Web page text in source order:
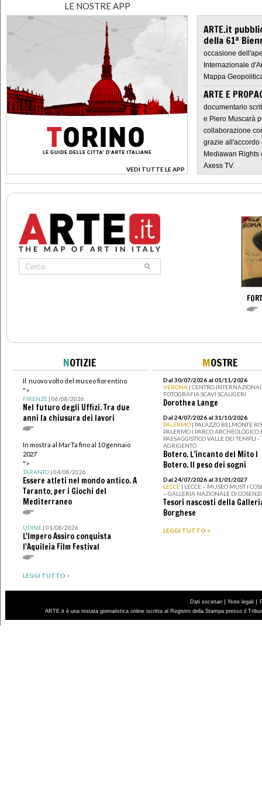
LE NOSTRE APP
VEDI TUTTE LE APP
>
ARTE.it
della 61ª
occasione
Internazionale
Mappa
ARTE E
documentario
e Piero Muscarà
collaborazione
grazie all'accordo
Mediawan
Axess TV.
NOTIZIE
Il nuovo volto del museo fiorentino
">
FIRENZE| 06/08/2026
Nel futuro degli Uffizi. Tra due
anni la chiusura dei lavori
In mostra al MarTa fino al 10 gennaio
2027
">
TARANTO| 04/08/2026
Essere atleti nel mondo antico. A
Taranto, per i Giochi del
Mediterraneo
UDINE| 01/08/2026
L'Impero Assiro conquista
l'Aquileia Film Festival
LEGGI TUTTO >
MOSTRE
Dal 30/07/2026 al 01/11/2026
VERONA | CENTRO
FOTOGRAFIA SCAVI SCALIGERI
Dorothea Lange
Dal 24/07/2026 al 31/10/2026
PALERMO | PALAZZO BELMONTE
PALERMO I PARCO ARCHEOLOGICO
PAESAGGISTICO VALLE DEI TEMPLI -
AGRIGENTO
Botero. L’incanto del Mito I
Botero. Il peso dei sogni
Dal 24/07/2026 al 31/01/2027
LECCE | LECCE – MUSEO MUST I
– GALLERIA NAZIONALE DI
Tesori nascosti della
Borghese
LEGGI TUTTO >
Dati societari | Note legali |
ARTE.it è una testata giornalistica online iscritta al Registro della Stampa presso il